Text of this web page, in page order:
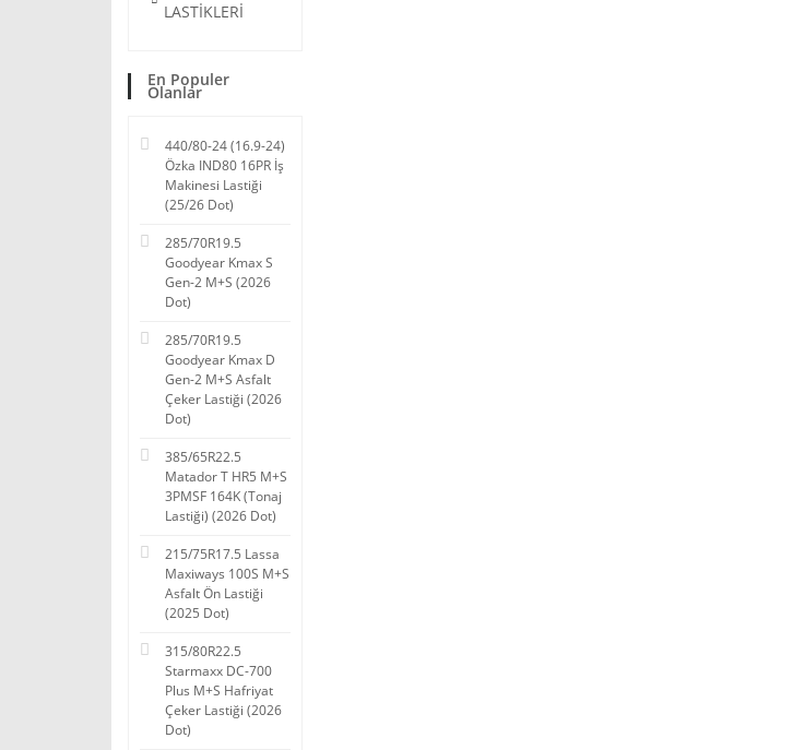
LASTİKLERİ
En Populer
Olanlar
440/80-24 (16.9-24)
Özka IND80 16PR İş
Makinesi Lastiği
(25/26 Dot)
285/70R19.5
Goodyear Kmax S
Gen-2 M+S (2026
Dot)
285/70R19.5
Goodyear Kmax D
Gen-2 M+S Asfalt
Çeker Lastiği (2026
Dot)
385/65R22.5
Matador T HR5 M+S
3PMSF 164K (Tonaj
Lastiği) (2026 Dot)
215/75R17.5 Lassa
Maxiways 100S M+S
Asfalt Ön Lastiği
(2025 Dot)
315/80R22.5
Starmaxx DC-700
Plus M+S Hafriyat
Çeker Lastiği (2026
Dot)